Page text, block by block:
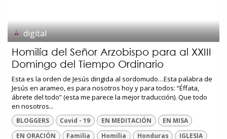
digital
Homilía del Señor Arzobispo para al XXIII
Domingo del Tiempo Ordinario
Esta es la orden de Jesús dirigida al sordomudo…Esta palabra de
Jesús en arameo, es para nosotros hoy y para todos: “Éffata,
ábrete del todo” (esta me parece la mejor traducción). Que todo
en nosotros...
BLOGGERS Covid - 19 EN MEDITACIÓN
EN MISA
EN ORACIÓN
Familia Homilia Honduras IGLESIA